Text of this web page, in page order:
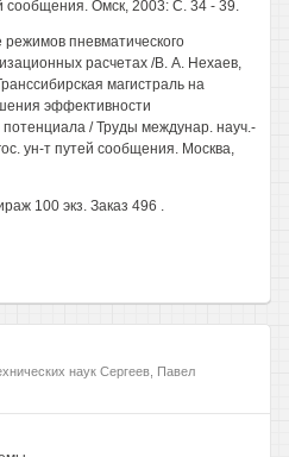
сообщения. Омск, 2003: С. 34 - 39.
пневматического
расчетах /В. А. Нехаев,
магистраль на
эффективности
потенциала / Труды междунар. науч.-
ун-т путей сообщения. Москва,
100 экз. Заказ 496 .
наук Сергеев, Павел